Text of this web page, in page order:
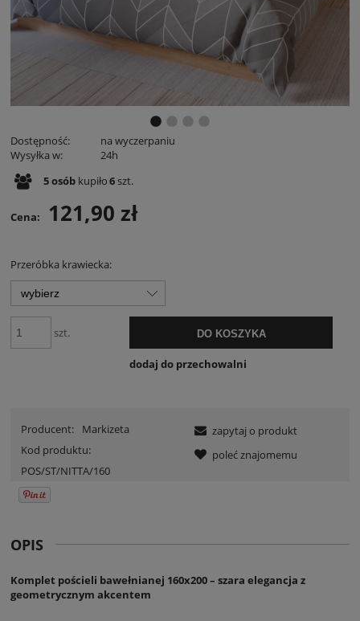
Dostępność:
na wyczerpaniu
Wysyłka w:
24h
5osób kupiło6szt.
Cena: 121,90 zł
Przeróbka krawiecka:
szt. DO KOSZYKA
dodaj do przechowalni
Producent:
Markizeta
Kod produktu:
POS/ST/NITTA/160
zapytaj o produkt
poleć znajomemu
OPIS
Komplet pościeli bawełnianej 160x200 – szara elegancja z
geometrycznym akcentem